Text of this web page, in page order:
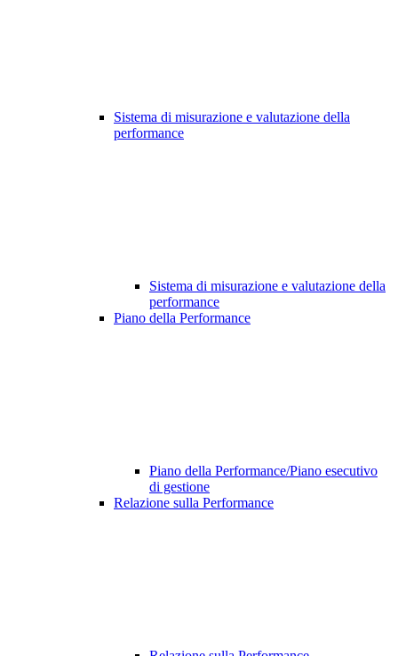
Sistema di misurazione e valutazione della
performance
Sistema di misurazione e valutazione della
performance
Piano della Performance
Piano della Performance/Piano esecutivo
di gestione
Relazione sulla Performance